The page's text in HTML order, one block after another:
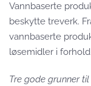
Vannbaserte
beskytte treverk.
vannbaserte
løsemidler i
Tre gode grunner